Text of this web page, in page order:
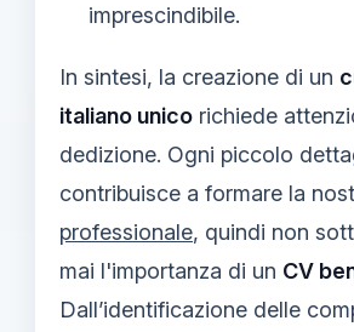
imprescindibile.
In sintesi, la creazione di un
italiano unico richiede
dedizione. Ogni piccolo
contribuisce a formare la
professionale, quindi non
mai l'importanza di un CV
Dall’identificazione delle